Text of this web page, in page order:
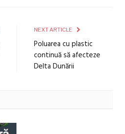
NEXT ARTICLE
Poluarea cu plastic
continuă să afecteze
Delta Dunării